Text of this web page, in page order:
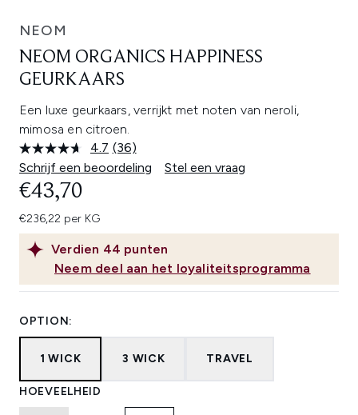
NEOM
NEOM ORGANICS HAPPINESS
GEURKAARS
Een luxe geurkaars, verrijkt met noten van neroli,
mimosa en citroen.
4.7 Lees
36
beoordelingen.
(36)
Schrijf een beoordeling
Stel een vraag
Verdien 44 punten
Neem deel aan het loyaliteitsprogramma
€43,70
€236,22 per KG
OPTION:
1 WICK 3 WICK TRAVEL
HOEVEELHEID